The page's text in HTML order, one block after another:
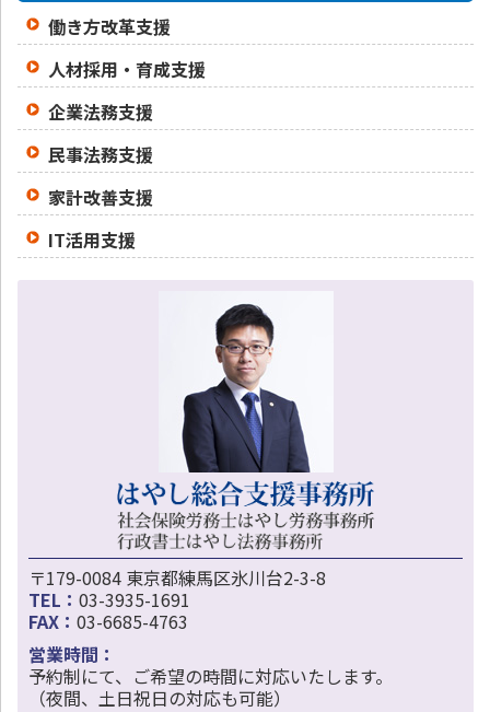
働き方改革支援
人材採用・育成支援
企業法務支援
民事法務支援
家計改善支援
IT活用支援
〒179-0084 東京都練馬区氷川台2-3-8
TEL： 03-3935-1691
FAX： 03-6685-4763
営業時間：
予約制にて、ご希望の時間に対応いたします。
（夜間、土日祝日の対応も可能）